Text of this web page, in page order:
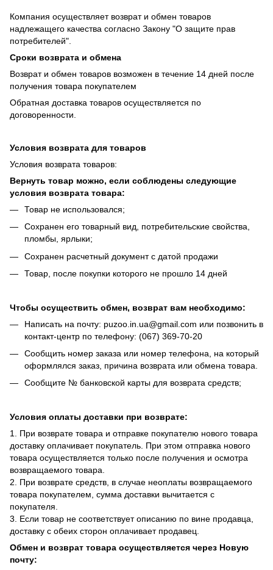
Компания осуществляет возврат и обмен товаров
надлежащего качества согласно Закону "О защите прав
потребителей".
Сроки возврата и обмена
Возврат и обмен товаров возможен в течение 14 дней после
получения товара покупателем
Обратная доставка товаров осуществляется по
договоренности.
Условия возврата для товаров
Условия возврата товаров:
Вернуть товар можно, если соблюдены следующие
условия возврата товара:
Товар не использовался;
Сохранен его товарный вид, потребительские свойства,
пломбы, ярлыки;
Сохранен расчетный документ с датой продажи
Товар, после покупки которого не прошло 14 дней
Чтобы осуществить обмен, возврат вам необходимо:
Написать на почту: puzoo.in.ua@gmail.com или позвонить в
контакт-центр по телефону: (067) 369-70-20
Сообщить номер заказа или номер телефона, на который
оформлялся заказ, причина возврата или обмена товара.
Сообщите № банковской карты для возврата средств;
Условия оплаты доставки при возврате:
1. При возврате товара и отправке покупателю нового товара
доставку оплачивает покупатель. При этом отправка нового
товара осуществляется только после получения и осмотра
возвращаемого товара.
2. При возврате средств, в случае неоплаты возвращаемого
товара покупателем, сумма доставки вычитается с
покупателя.
3. Если товар не соответствует описанию по вине продавца,
доставку с обеих сторон оплачивает продавец.
Обмен и возврат товара осуществляется через Новую
почту: